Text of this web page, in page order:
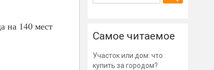
на 140 мест
Самое читаемое
Участок или дом: что
купить за городом?